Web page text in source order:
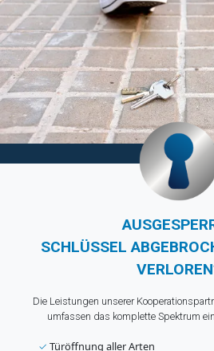
SCHLÜSSEL
Die Leistungen unserer
umfassen das komplette Spektrum
✓ Türöffnung aller Arten